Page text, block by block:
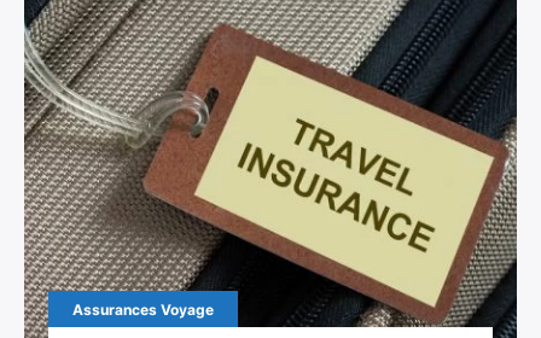
Assurances Voyage